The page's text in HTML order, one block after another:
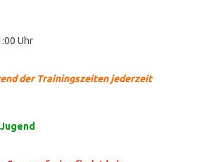
Uhr
der Trainingszeiten jederzeit